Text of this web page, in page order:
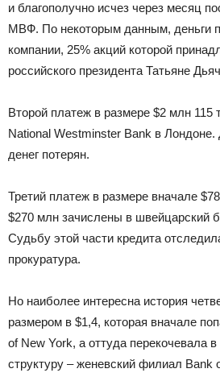
и благополучно исчез через месяц
МВФ. По некоторым данным, деньги
компании, 25% акций которой
российского президента Татьяне
Второй платеж в размере $2 млн 115
National Westminster Bank в
денег потерян.
Третий платеж в размере вначале
$270 млн зачислены в швейцарский
Судьбу этой части кредита
прокуратура.
Но наиболее интересна история
размером в $1,4, которая вначале
of New York, а оттуда перекочевала
структуру – женевский филиал Bank